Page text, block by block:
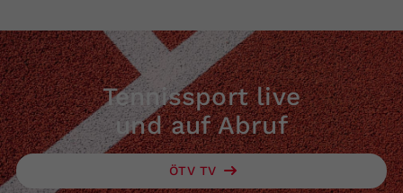
Tennissport live
und auf Abruf
ÖTV TV